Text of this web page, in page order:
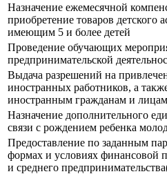
Назначение ежемесячной
приобретение товаров детского
имеющим 5 и более детей
Проведение обучающих
предпринимательской
Выдача разрешений на
иностранных работников, а
иностранным гражданам и лицам
Назначение дополнительного
связи с рождением ребенка
Предоставление по заданным
формах и условиях финансовой
и среднего